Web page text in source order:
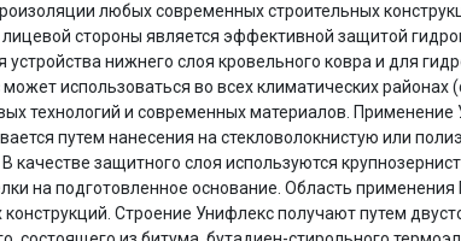
любых современных строительных
стороны является эффективной защитой
нижнего слоя кровельного ковра и для
использоваться во всех климатических
технологий и современных материалов.
путем нанесения на стекловолокнистую или
защитного слоя используются
на подготовленное основание. Область
Строение Унифлекс получают путем
с вашей картыпо25%каждые 2 недели
об оплате Плайтом